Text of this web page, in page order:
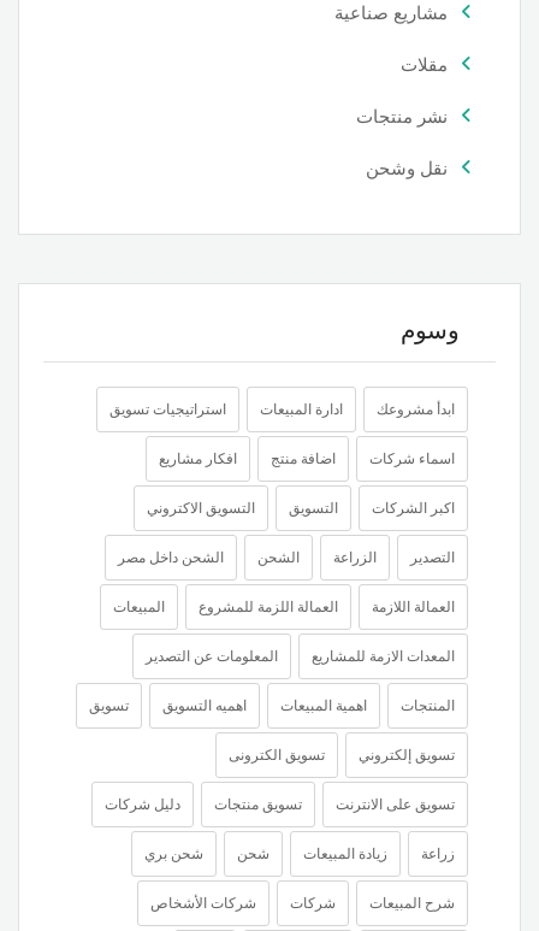
مشاريع صناعية
مقلات
نشر منتجات
نقل وشحن
وسوم
ابدأ مشروعك ادارة المبيعات استراتيجيات تسويق
اسماء شركات اضافة منتج افكار مشاريع
اكبر الشركات التسويق التسويق الاكتروني
التصدير الزراعة الشحن الشحن داخل مصر
العمالة اللازمة العمالة اللزمة للمشروع المبيعات
المعدات الازمة للمشاريع المعلومات عن التصدير
المنتجات اهمية المبيعات اهميه التسويق تسويق
تسويق إلكتروني تسويق الكترونى
تسويق على الانترنت تسويق منتجات دليل شركات
زراعة زيادة المبيعات شحن شحن بري
شرح المبيعات شركات شركات الأشخاص